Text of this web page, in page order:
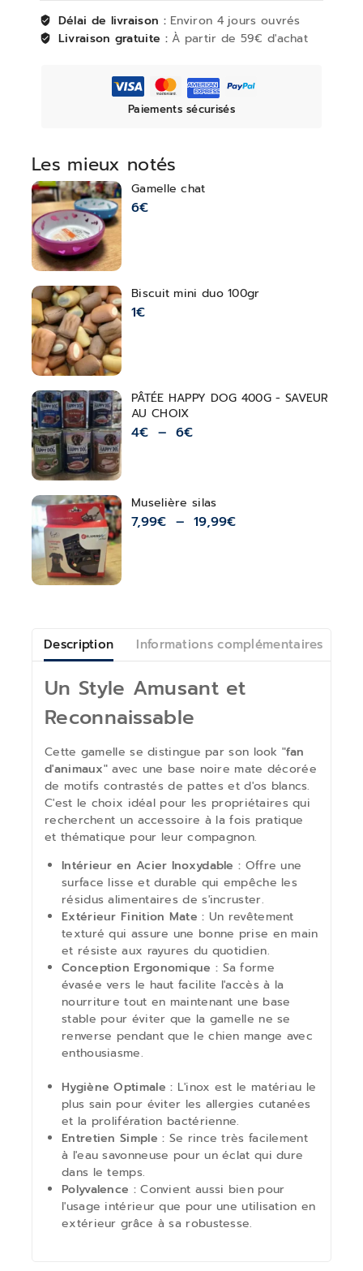
Les mieux notés
Gamelle chat
6€
Biscuit mini duo 100gr
1€
PÂTÉE HAPPY DOG 400G - SAVEUR
AU CHOIX
4€ – 6€
Muselière silas
7,99€ – 19,99€
Délai de livraison : Environ 4 jours ouvrés
Livraison gratuite :À partir de 59€ d'achat
Paiements sécurisés
Description Informations complémentaires
Un Style Amusant et
Reconnaissable
Cette gamelle se distingue par son look "fan
d'animaux" avec une base noire mate décorée
de motifs contrastés de pattes et d'os blancs.
C'est le choix idéal pour les propriétaires qui
recherchent un accessoire à la fois pratique
et thématique pour leur compagnon.
Intérieur en Acier Inoxydable : Offre une
surface lisse et durable qui empêche les
résidus alimentaires de s'incruster.
Extérieur Finition Mate : Un revêtement
texturé qui assure une bonne prise en main
et résiste aux rayures du quotidien.
Conception Ergonomique : Sa forme
évasée vers le haut facilite l'accès à la
nourriture tout en maintenant une base
stable pour éviter que la gamelle ne se
renverse pendant que le chien mange avec
enthousiasme.
Hygiène Optimale : L'inox est le matériau le
plus sain pour éviter les allergies cutanées
et la prolifération bactérienne.
Entretien Simple : Se rince très facilement
à l'eau savonneuse pour un éclat qui dure
dans le temps.
Polyvalence :Convient aussi bien pour
l'usage intérieur que pour une utilisation en
extérieur grâce à sa robustesse.